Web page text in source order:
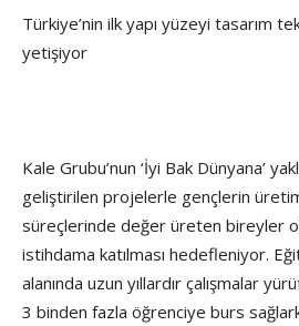
Türkiye’nin ilk yapı yüzeyi tasarım
yetişiyor
Kale Grubu’nun ‘İyi Bak Dünyana’
geliştirilen projelerle gençlerin
süreçlerinde değer üreten bireyler
istihdama katılması hedefleniyor.
alanında uzun yıllardır çalışmalar
3 binden fazla öğrenciye burs